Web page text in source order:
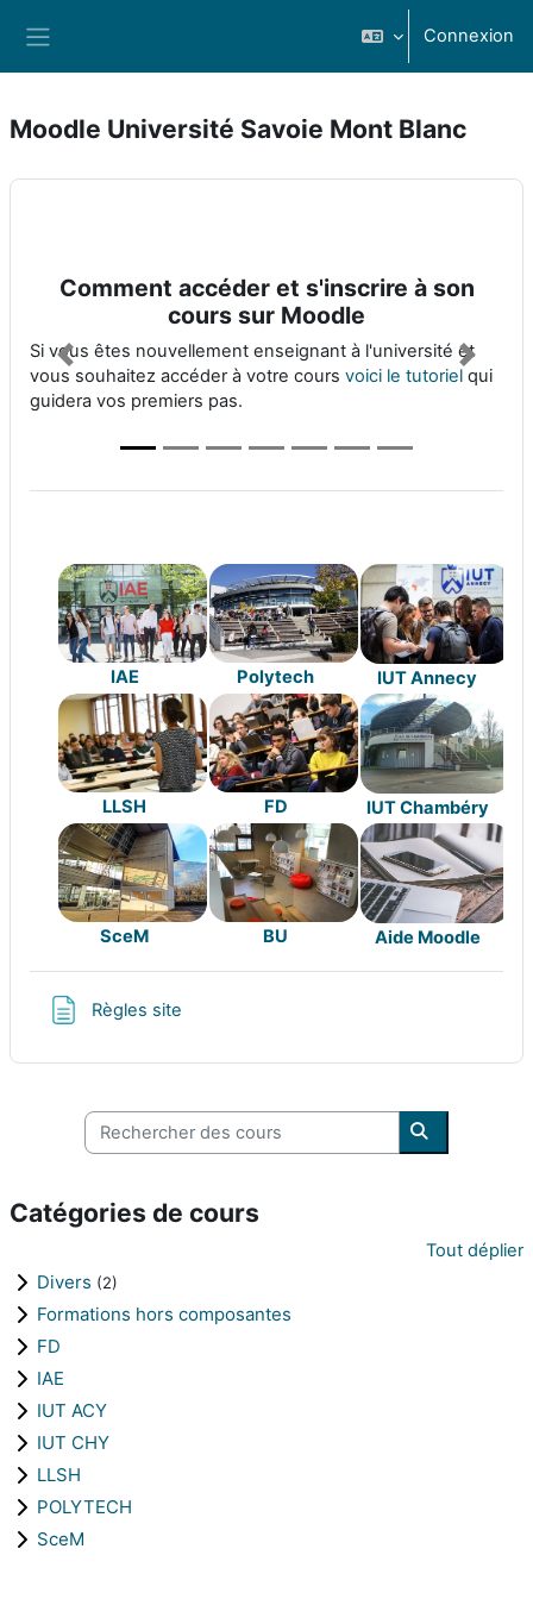
Connexion
Moodle Université Savoie Mont Blanc
Comment accéder et s'inscrire à son
cours sur Moodle
Si vous êtes nouvellement enseignant à l'université et
vous souhaitez accéder à votre cours voici le tutoriel qui
guidera vos premiers pas.
IAE Polytech IUT Annecy
LLSH FD IUT Chambéry
SceM BU Aide Moodle
Règles site
Rechercher des cours
Rechercher
Catégories de cours
Tout déplier
Divers (2)
Formations hors composantes
FD
IAE
IUT ACY
IUT CHY
LLSH
POLYTECH
SceM